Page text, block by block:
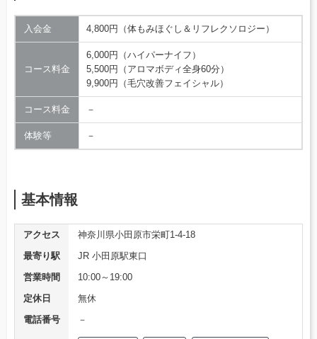
入会金 4,800円（体もみほぐし＆リフレクソロジー）
コース料金
6,000円（ハイパーナイフ）
5,500円（アロマボディ全身60分）
9,900円（毛穴改善フェイシャル）
コース料金 －
体験等 －
基本情報
アクセス
神奈川県小田原市栄町1-4-18
最寄り駅
JR 小田原駅東口
営業時間
10:00～19:00
定休日
無休
電話番号
－